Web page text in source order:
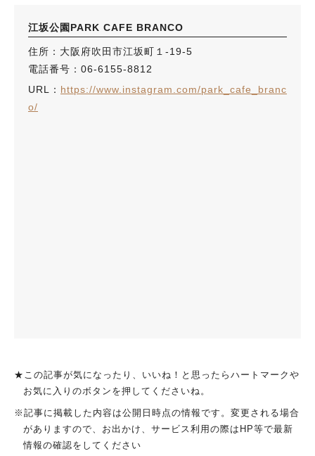
江坂公園PARK CAFE BRANCO
住所：大阪府吹田市江坂町１-19-5
電話番号：06-6155-8812
URL： https://www.instagram.com/park_cafe_branc
o/
★この記事が気になったり、いいね！と思ったらハートマークや
お気に入りのボタンを押してくださいね。
※記事に掲載した内容は公開日時点の情報です。変更される場合
がありますので、お出かけ、サービス利用の際はHP等で最新
情報の確認をしてください